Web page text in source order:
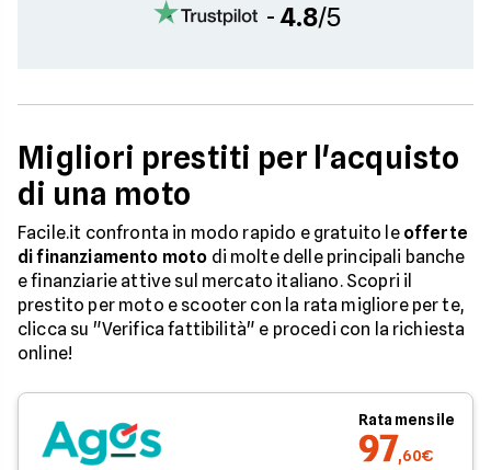
-4.8/5
Migliori prestiti per l'acquisto
di una moto
Facile.it confronta in modo rapido e gratuito le offerte
di finanziamento moto di molte delle principali banche
e finanziarie attive sul mercato italiano. Scopri il
prestito per moto e scooter con la rata migliore per te,
clicca su "Verifica fattibilità" e procedi con la richiesta
online!
Rata mensile
97,60€